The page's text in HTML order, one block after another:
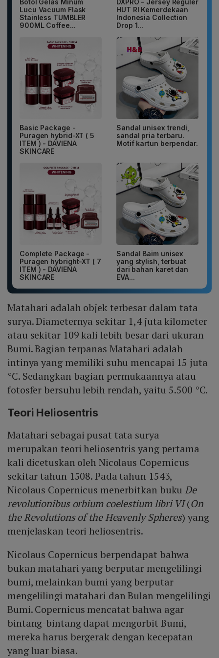
Botol Gelas Minum
Lucu Vacuum Flask
Stainless TUMBLER
900ML Coffee...
DXPRO - Jersey Reguler
HUT RI Kemerdekaan
Indonesia Collection
Drop 1...
Basic Package -
Puragen hybrid-XT ( 5
ITEM ) - DAVIENA
SKINCARE
Sandal unisex trendi,
sandal pria terbaru.
Motif kartun berpendar.
Complete Package -
Puragen hybright-XT ( 7
ITEM ) - DAVIENA
SKINCARE
Sandal Baim unisex
yang stylish, terbuat
dari bahan karet dan
EVA...
Matahari adalah objek terbesar dalam tata
surya. Diameternya sekitar 1,4 juta kilometer
atau sekitar 109 kali lebih besar dari ukuran
Bumi. Bagian terpanas Matahari adalah
intinya yang memiliki suhu mencapai 15 juta
°C. Sedangkan bagian permukaannya atau
fotosfer bersuhu lebih rendah, yaitu 5.500 °C.
Teori Heliosentris
Matahari sebagai pusat tata surya
merupakan teori heliosentris yang pertama
kali dicetuskan oleh Nicolaus Copernicus
sekitar tahun 1508. Pada tahun 1543,
Nicolaus Copernicus menerbitkan buku De
revolutionibus orbium coelestium libri VI(On
the Revolutions of the Heavenly Spheres) yang
menjelaskan teori heliosentris.
Nicolaus Copernicus berpendapat bahwa
bukan matahari yang berputar mengelilingi
bumi, melainkan bumi yang berputar
mengelilingi matahari dan Bulan mengelilingi
Bumi. Copernicus mencatat bahwa agar
bintang-bintang dapat mengorbit Bumi,
mereka harus bergerak dengan kecepatan
yang luar biasa.